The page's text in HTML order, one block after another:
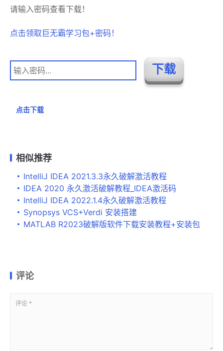
请输入密码查看下载！
点击领取巨无霸学习包+密码！
点击下载
相似推荐
IntelliJ IDEA 2021.3.3永久破解激活教程
IDEA 2020 永久激活破解教程_IDEA激活码
IntelliJ IDEA 2022.1.4永久破解激活教程
Synopsys VCS+Verdi 安装搭建
MATLAB R2023破解版软件下载安装教程+安装包
评论